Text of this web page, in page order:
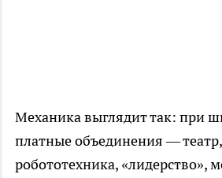
Механика выглядит так: при
платные объединения —
робототехника, «лидерство»,